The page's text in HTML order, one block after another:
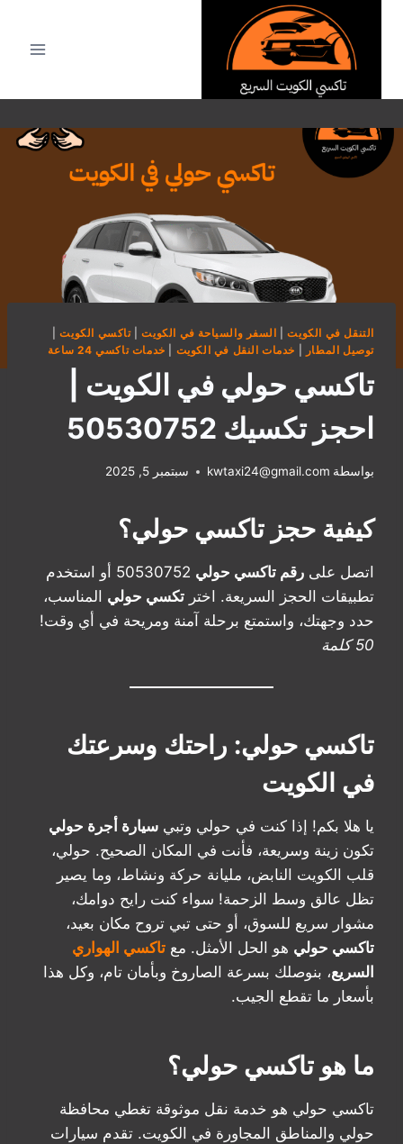
المحتوى
التنقل في الكويت| السفر والسياحة في الكويت|تاكسي الكويت|
توصيل المطار
خدمات النقل في الكويت خدمات تاكسي 24 ساعة
تاكسي حولي في الكويت |
احجز تكسيك 50530752
بواسطة kwtaxi24@gmail.com سبتمبر 5, 2025
كيفية حجز تاكسي حولي؟
اتصل على رقم تاكسي حولي
50530752 أو استخدم
تطبيقات الحجز السريعة. اختر تكسي حولي المناسب،
حدد وجهتك، واستمتع برحلة آمنة ومريحة في أي وقت!
50 كلمة
تاكسي حولي: راحتك وسرعتك
في الكويت
يا هلا بكم! إذا كنت في حولي وتبي سيارة أجرة حولي
تكون زينة وسريعة، فأنت في المكان الصحيح. حولي،
قلب الكويت النابض، مليانة حركة ونشاط، وما يصير
تظل عالق وسط الزحمة! سواء كنت رايح دوامك،
مشوار سريع للسوق، أو حتى تبي تروح مكان بعيد،
تاكسي حولي هو الحل الأمثل. مع تاكسي الهواري
السريع، بنوصلك بسرعة الصاروخ وبأمان تام، وكل هذا
بأسعار ما تقطع الجيب.
ما هو تاكسي حولي؟
تاكسي حولي هو خدمة نقل موثوقة تغطي محافظة
حولي والمناطق المجاورة في الكويت. تقدم سيارات